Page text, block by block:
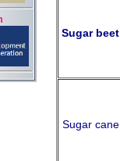
Sugar beet
Sugar cane